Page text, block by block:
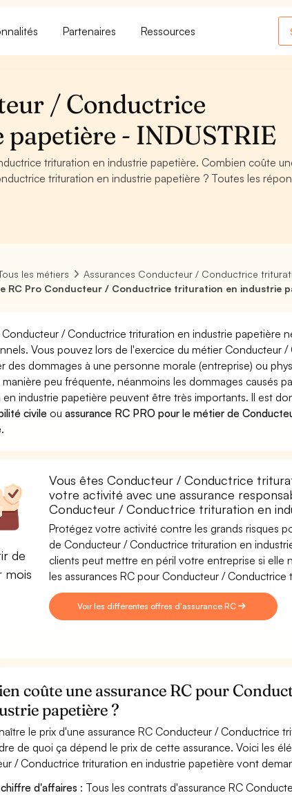
Partenaires Ressources
/ Conductrice
- INDUSTRIE
trituration en industrie papetière. Combien coûte
trituration en industrie papetière ? Toutes les
les métiers
Assurances Conducteur / Conductrice
RC Pro Conducteur / Conductrice trituration en industrie
/ Conductrice trituration en industrie papetière
Vous pouvez lors de l'exercice du métier Conducteur
des dommages à une personne morale (entreprise) ou
manière peu fréquente, néanmoins les dommages causés
en industrie papetière peuvent être très importants. Il est
civile ouassurance RC PRO pour le métier de
.
de
mois
Vous êtes Conducteur / Conductrice
votre activité avec une assurance
Conducteur / Conductrice trituration en
Protégez votre activité contre les grands risques
de Conducteur / Conductrice trituration en
clients peut mettre en péril votre entreprise si elle
les assurances RC pour Conducteur /
Voir les différentes offres d'assurance RC
coûte une assurance RC pour
papetière ?
le prix d'une assurance RC Conducteur / Conductrice
de quoi ça dépend le prix de cette assurance. Voici les
/ Conductrice trituration en industrie papetière vont
d'affaires : Tous les contrats d'assurance RC